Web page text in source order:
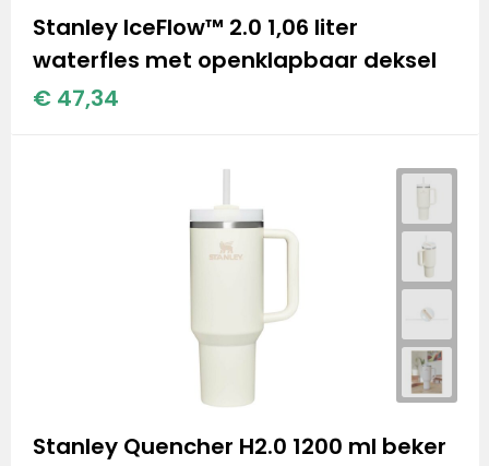
Stanley IceFlow™ 2.0 1,06 liter
waterfles met openklapbaar deksel
€ 47,34
Stanley Quencher H2.0 1200 ml beker